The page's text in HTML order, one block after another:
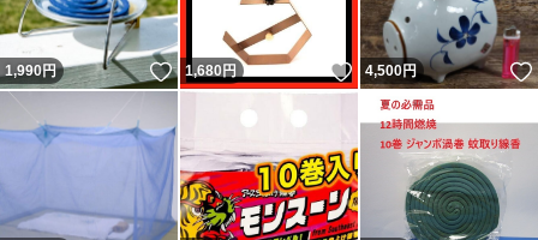
1,990円 いいね！
1,680 円 いいね！
4,500円